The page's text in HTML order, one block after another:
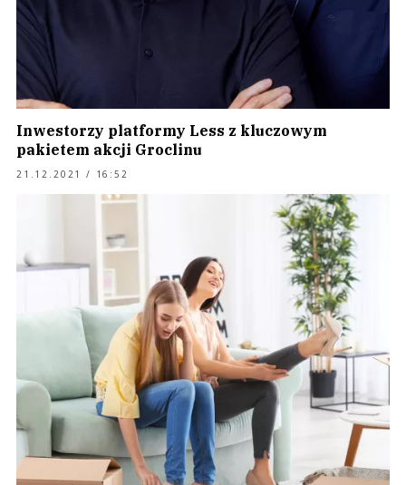
Inwestorzy platformy Less z kluczowym
pakietem akcji Groclinu
21.12.2021 / 16:52